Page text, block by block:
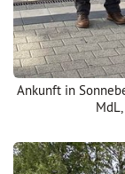
Ankunft in